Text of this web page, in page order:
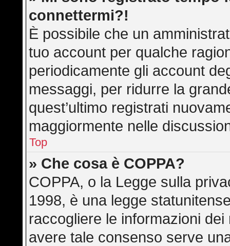
connettermi?!
È possibile che un
tuo account per qualche
periodicamente gli account
messaggi, per ridurre la
quest’ultimo registrati
maggiormente nelle
Top
» Che cosa è COPPA?
COPPA, o la Legge sulla
1998, è una legge
raccogliere le informazioni
avere tale consenso serve